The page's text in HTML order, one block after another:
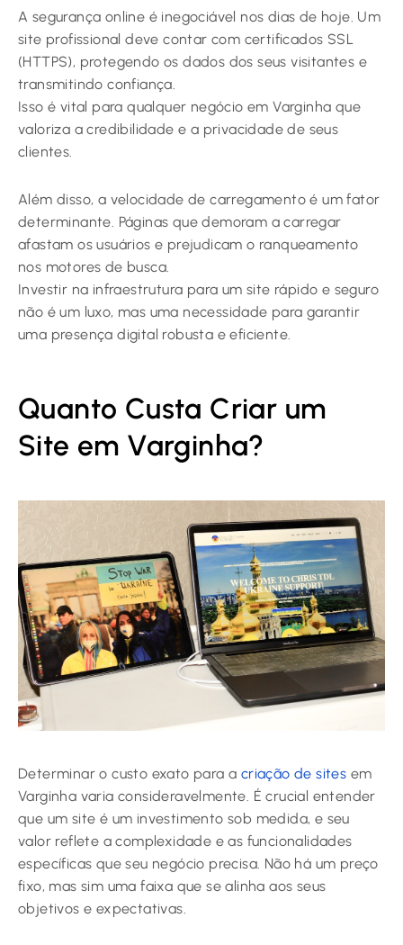
A segurança online é inegociável nos dias de hoje. Um
site profissional deve contar com certificados SSL
(HTTPS), protegendo os dados dos seus visitantes e
transmitindo confiança.
Isso é vital para qualquer negócio em Varginha que
valoriza a credibilidade e a privacidade de seus
clientes.
Além disso, a velocidade de carregamento é um fator
determinante. Páginas que demoram a carregar
afastam os usuários e prejudicam o ranqueamento
nos motores de busca.
Investir na infraestrutura para um site rápido e seguro
não é um luxo, mas uma necessidade para garantir
uma presença digital robusta e eficiente.
Quanto Custa Criar um
Site em Varginha?
Determinar o custo exato para a criação de sites em
Varginha varia consideravelmente. É crucial entender
que um site é um investimento sob medida, e seu
valor reflete a complexidade e as funcionalidades
específicas que seu negócio precisa. Não há um preço
fixo, mas sim uma faixa que se alinha aos seus
objetivos e expectativas.